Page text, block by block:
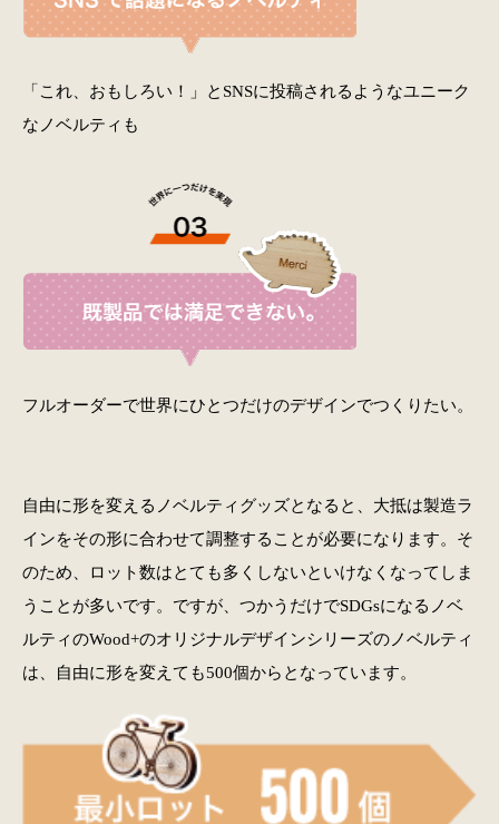
「これ、おもしろい！」とSNSに投稿されるようなユニーク
なノベルティも
フルオーダーで世界にひとつだけのデザインでつくりたい。
自由に形を変えるノベルティグッズとなると、大抵は製造ラ
インをその形に合わせて調整することが必要になります。そ
のため、ロット数はとても多くしないといけなくなってしま
うことが多いです。ですが、つかうだけでSDGsになるノベ
ルティのWood+のオリジナルデザインシリーズのノベルティ
は、自由に形を変えても500個からとなっています。